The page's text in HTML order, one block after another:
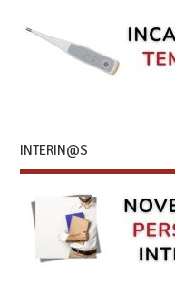
INTERIN@S